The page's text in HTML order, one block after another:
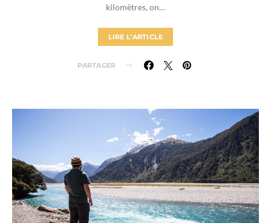
kilomètres, on…
LIRE L'ARTICLE
PARTAGER